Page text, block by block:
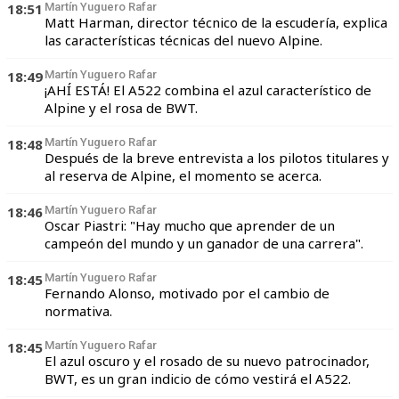
18:51 Martín Yuguero Rafar
Matt Harman, director técnico de la escudería, explica
las características técnicas del nuevo Alpine.
18:49 Martín Yuguero Rafar
¡AHÍ ESTÁ! El A522 combina el azul característico de
Alpine y el rosa de BWT.
18:48 Martín Yuguero Rafar
Después de la breve entrevista a los pilotos titulares y
al reserva de Alpine, el momento se acerca.
18:46 Martín Yuguero Rafar
Oscar Piastri: "Hay mucho que aprender de un
campeón del mundo y un ganador de una carrera".
18:45 Martín Yuguero Rafar
Fernando Alonso, motivado por el cambio de
normativa.
18:45 Martín Yuguero Rafar
El azul oscuro y el rosado de su nuevo patrocinador,
BWT, es un gran indicio de cómo vestirá el A522.